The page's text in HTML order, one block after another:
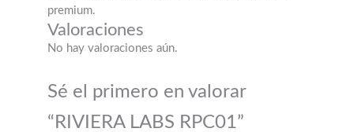
premium.
Valoraciones
No hay valoraciones aún.
Sé el primero en valorar
“RIVIERA LABS RPC01”